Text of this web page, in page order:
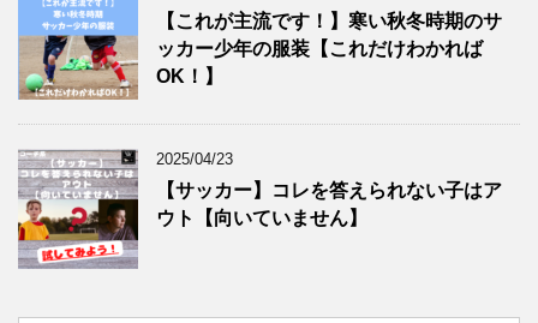
【これが主流です！】寒い秋冬時期のサ
ッカー少年の服装【これだけわかれば
OK！】
2025/04/23
【サッカー】コレを答えられない子はア
ウト【向いていません】